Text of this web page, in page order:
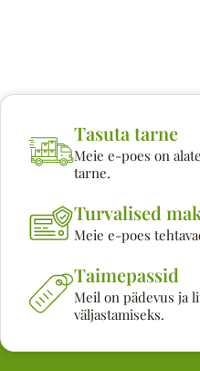
Tasuta tarne
Meie e-poes on
tarne.
Turvalised
Meie e-poes
Taimepassid
Meil on pädevus ja
väljastamiseks.